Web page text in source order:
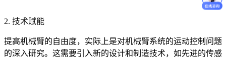
2. 技术赋能
提高机械臂的自由度，实际上是对机械臂系统的运动控制问题
的深入研究。这需要引入新的设计和制造技术，如先进的传感